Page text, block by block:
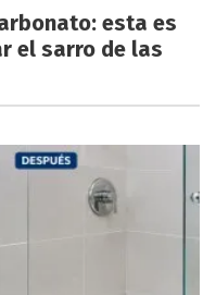
esta es
el sarro de las